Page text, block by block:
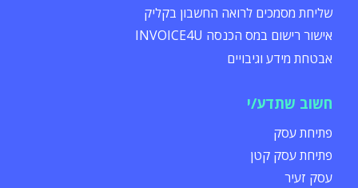
שליחת מסמכים לרואה החשבון בקליק
אישור רישום במס הכנסה INVOICE4U
אבטחת מידע וגיבויים
חשוב שתדע/י
פתיחת עסק
פתיחת עסק קטן
עסק זעיר